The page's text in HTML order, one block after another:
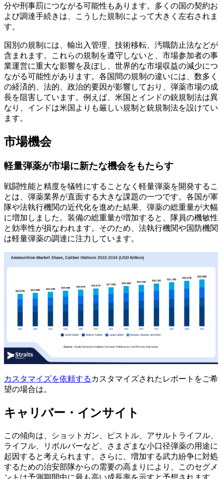
分や刑事罰につながる可能性もあります。多くの国の契約お
よび調達手続きは、こうした規制によって大きく左右されま
す。
国別の規制には、輸出入管理、技術移転、汚職防止法などが
含まれます。これらの規制を遵守しないと、市場参加者の事
業運営に重大な影響を及ぼし、世界的な市場収益の減少につ
ながる可能性があります。各国間の規制の違いには、数多く
の経済的、法的、政治的要因が影響しており、弾薬市場の成
長を阻害しています。例えば、米国とインドの銃規制法は異
なり、インドは米国よりも厳しい規制と銃規制法を設けてい
ます。
市場機会
軽量弾薬が市場に新たな機会をもたらす
戦闘性能と精度を犠牲にすることなく軽量弾薬を開発するこ
とは、弾薬業界が直面する大きな課題の一つです。各国が軍
隊や法執行機関の近代化を進めた結果、弾薬の総重量が大幅
に増加しました。装備の総重量が増加すると、隊員の機敏性
と効率性が損なわれます。そのため、法執行機関や国防機関
は軽量弾薬の調達に注力しています。
カスタマイズを依頼する カスタマイズされたレポートをご希
望の場合は。
キャリバー・インサイト
この傾向は、ショットガン、ピストル、アサルトライフル、
ライフル、リボルバーなど、さまざまな小口径弾薬の用途に
起因すると考えられます。さらに、増加する武力紛争に対処
するための治安部隊からの需要の高まりにより、このセグメ